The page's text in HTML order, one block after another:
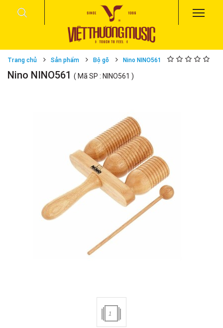
Trang chủ Sản phẩm Bộ gõ Nino NINO561
Nino NINO561 ( Mã SP : NINO561 )
1